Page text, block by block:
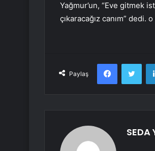
Yağmur’un, “Eve gitmek
çıkaracağız canım” dedi.
Paylaş
Facebook
SEDA